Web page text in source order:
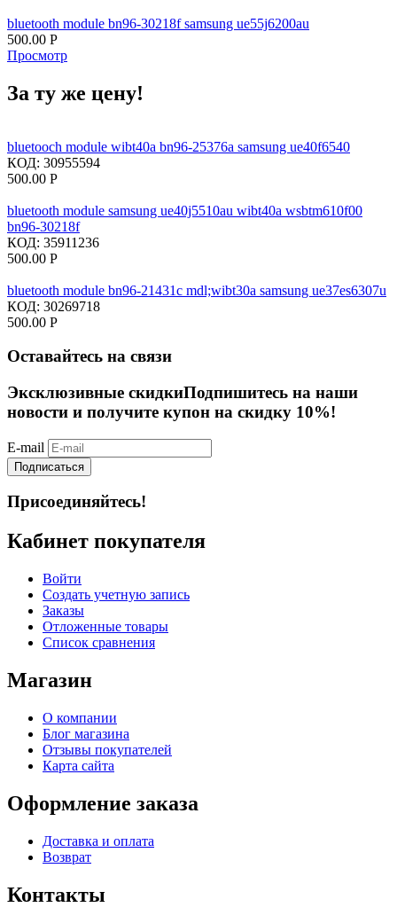
bluetooth module bn96-30218f samsung ue55j6200au
500.00 Р
Просмотр
За ту же цену!
bluetooch module wibt40a bn96-25376a samsung ue40f6540
КОД: 30955594
500.00 Р
bluetooth module samsung ue40j5510au wibt40a wsbtm610f00
bn96-30218f
КОД: 35911236
500.00 Р
bluetooth module bn96-21431c mdl;wibt30a samsung ue37es6307u
КОД: 30269718
500.00 Р
Оставайтесь на связи
Эксклюзивные скидкиПодпишитесь на наши
новости и получите купон на скидку 10%!
E-mail
Подписаться
Присоединяйтесь!
Кабинет покупателя
Войти
Создать учетную запись
Заказы
Отложенные товары
Список сравнения
Магазин
О компании
Блог магазина
Отзывы покупателей
Карта сайта
Оформление заказа
Доставка и оплата
Возврат
Контакты